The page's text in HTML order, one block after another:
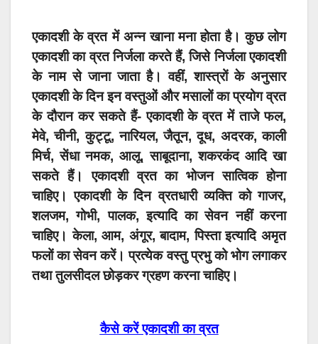
एकादशी के व्रत में अन्न खाना मना होता है। कुछ लोग
एकादशी का व्रत निर्जला करते हैं, जिसे निर्जला एकादशी
के नाम से जाना जाता है। वहीं, शास्त्रों के अनुसार
एकादशी के दिन इन वस्तुओं और मसालों का प्रयोग व्रत
के दौरान कर सकते हैं- एकादशी के व्रत में ताजे फल,
मेवे, चीनी, कुट्टू, नारियल, जैतून, दूध, अदरक, काली
मिर्च, सेंधा नमक, आलू, साबूदाना, शकरकंद आदि खा
सकते हैं। एकादशी व्रत का भोजन सात्विक होना
चाहिए। एकादशी के दिन व्रतधारी व्यक्ति को गाजर,
शलजम, गोभी, पालक, इत्यादि का सेवन नहीं करना
चाहिए। केला, आम, अंगूर, बादाम, पिस्ता इत्यादि अमृत
फलों का सेवन करें। प्रत्येक वस्तु प्रभु को भोग लगाकर
तथा तुलसीदल छोड़कर ग्रहण करना चाहिए।
कैसे करें एकादशी का व्रत